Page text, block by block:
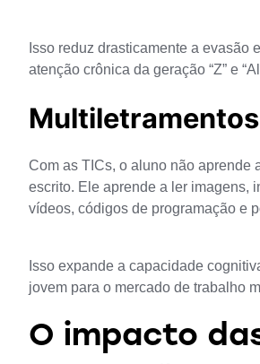
Isso reduz drasticamente a evasão
atenção crônica da geração “Z” e
Multiletramentos
Com as TICs, o aluno não aprende
escrito. Ele aprende a ler imagens,
vídeos, códigos de programação e
Isso expande a capacidade
jovem para o mercado de trabalho
O impacto